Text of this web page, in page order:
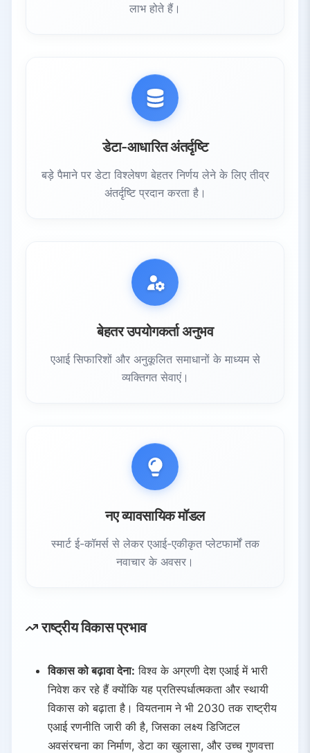
लाभ होते हैं।
डेटा-आधारित अंतर्दृष्टि
बड़े पैमाने पर डेटा विश्लेषण बेहतर निर्णय लेने के लिए तीव्र
अंतर्दृष्टि प्रदान करता है।
बेहतर उपयोगकर्ता अनुभव
एआई सिफारिशों और अनुकूलित समाधानों के माध्यम से
व्यक्तिगत सेवाएं।
नए व्यावसायिक मॉडल
स्मार्ट ई-कॉमर्स से लेकर एआई-एकीकृत प्लेटफार्मों तक
नवाचार के अवसर।
राष्ट्रीय विकास प्रभाव
विकास को बढ़ावा देना: विश्व के अग्रणी देश एआई में भारी
निवेश कर रहे हैं क्योंकि यह प्रतिस्पर्धात्मकता और स्थायी
विकास को बढ़ाता है। वियतनाम ने भी 2030 तक राष्ट्रीय
एआई रणनीति जारी की है, जिसका लक्ष्य डिजिटल
अवसंरचना का निर्माण, डेटा का खुलासा, और उच्च गुणवत्ता